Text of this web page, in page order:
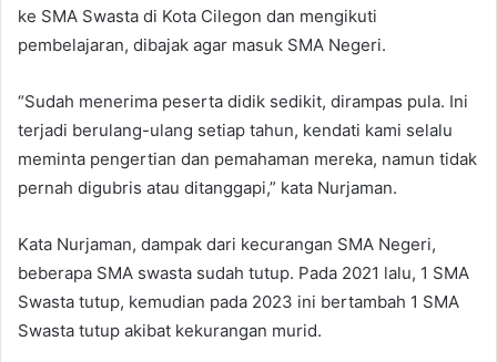
ke SMA Swasta di Kota Cilegon dan mengikuti
pembelajaran, dibajak agar masuk SMA Negeri.
“Sudah menerima peserta didik sedikit, dirampas pula. Ini
terjadi berulang-ulang setiap tahun, kendati kami selalu
meminta pengertian dan pemahaman mereka, namun tidak
pernah digubris atau ditanggapi,” kata Nurjaman.
Kata Nurjaman, dampak dari kecurangan SMA Negeri,
beberapa SMA swasta sudah tutup. Pada 2021 lalu, 1 SMA
Swasta tutup, kemudian pada 2023 ini bertambah 1 SMA
Swasta tutup akibat kekurangan murid.